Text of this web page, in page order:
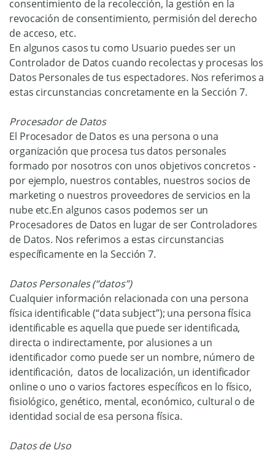
consentimiento de la recolección, la gestión en la
revocación de consentimiento, permisión del derecho
de acceso, etc.
En algunos casos tu como Usuario puedes ser un
Controlador de Datos cuando recolectas y procesas los
Datos Personales de tus espectadores. Nos referimos a
estas circunstancias concretamente en la Sección 7.
Procesador de Datos
El Procesador de Datos es una persona o una
organización que procesa tus datos personales
formado por nosotros con unos objetivos concretos -
por ejemplo, nuestros contables, nuestros socios de
marketing o nuestros proveedores de servicios en la
nube etc.En algunos casos podemos ser un
Procesadores de Datos en lugar de ser Controladores
de Datos. Nos referimos a estas circunstancias
específicamente en la Sección 7.
Datos Personales (“datos”)
Cualquier información relacionada con una persona
física identificable (“data subject”); una persona física
identificable es aquella que puede ser identificada,
directa o indirectamente, por alusiones a un
identificador como puede ser un nombre, número de
identificación, datos de localización, un identificador
online o uno o varios factores específicos en lo físico,
fisiológico, genético, mental, económico, cultural o de
identidad social de esa persona física.
Datos de Uso